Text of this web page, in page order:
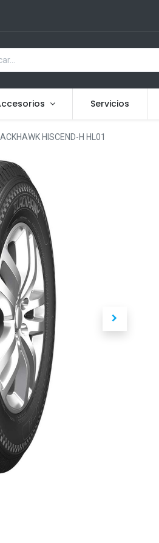
Servicios
HISCEND-H HL01